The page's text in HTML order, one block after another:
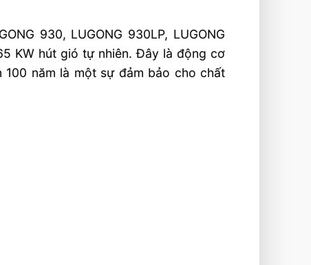
930, LUGONG 930LP, LUGONG
KW hút gió tự nhiên. Đây là động cơ
năm là một sự đảm bảo cho chất